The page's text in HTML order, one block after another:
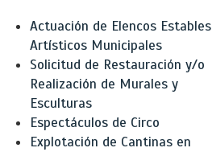
Actuación de Elencos Estables
Artísticos Municipales
Solicitud de Restauración y/o
Realización de Murales y
Esculturas
Espectáculos de Circo
Explotación de Cantinas en